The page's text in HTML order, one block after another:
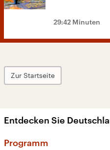
29:42 Minuten
Zur Startseite
Entdecken Sie
Programm